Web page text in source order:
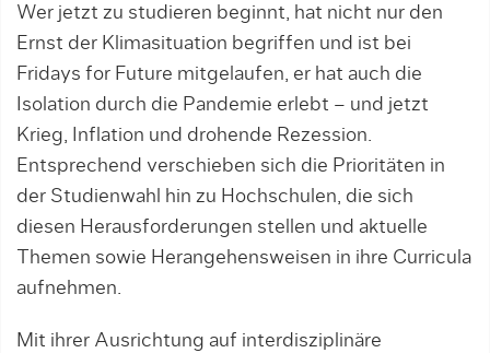
Wer jetzt zu studieren beginnt, hat nicht nur den
Ernst der Klimasituation begriffen und ist bei
Fridays for Future mitgelaufen, er hat auch die
Isolation durch die Pandemie erlebt – und jetzt
Krieg, Inflation und drohende Rezession.
Entsprechend verschieben sich die Prioritäten in
der Studienwahl hin zu Hochschulen, die sich
diesen Herausforderungen stellen und aktuelle
Themen sowie Herangehensweisen in ihre Curricula
aufnehmen.
Mit ihrer Ausrichtung auf interdisziplinäre